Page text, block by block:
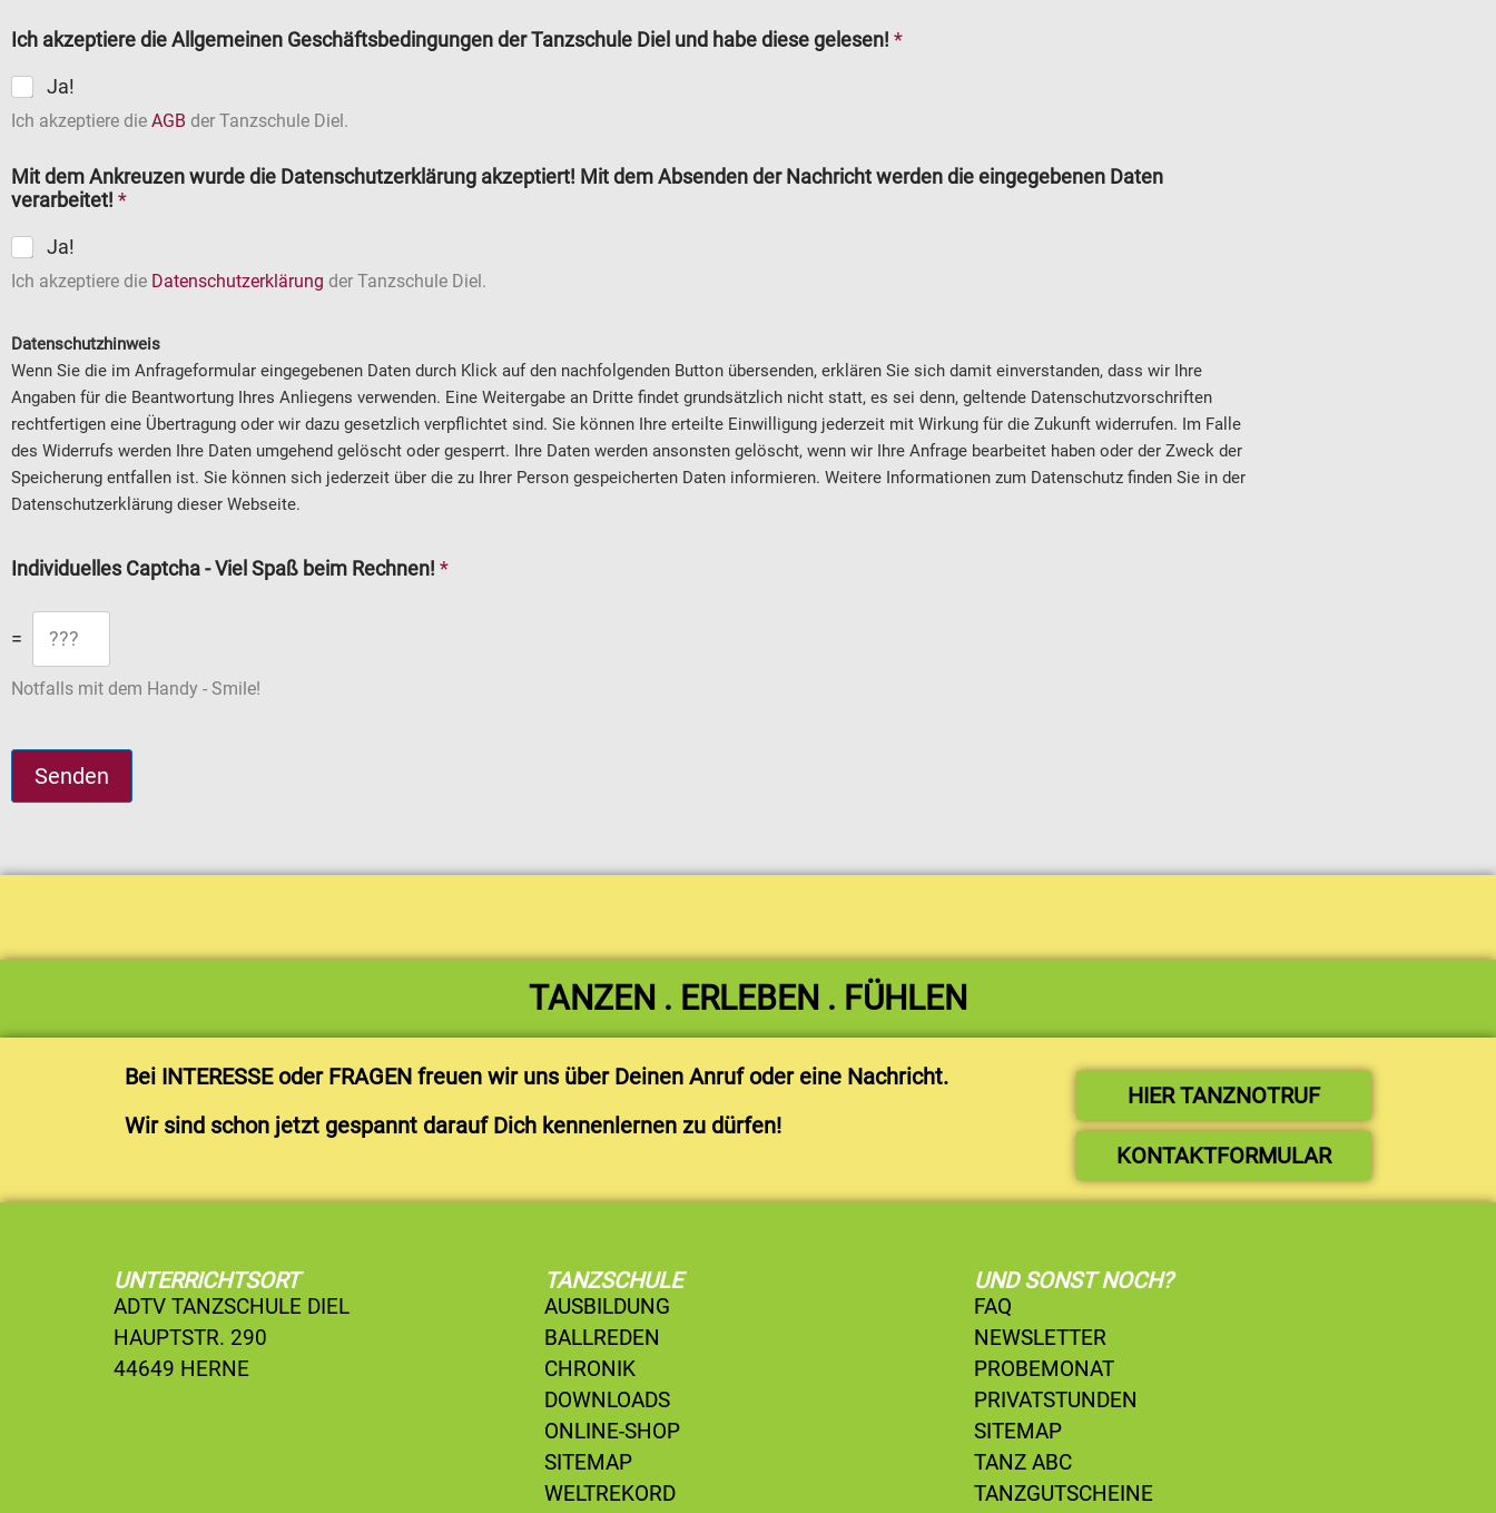
Ich akzeptiere die Allgemeinen Geschäftsbedingungen der Tanzschule Diel und habe diese gelesen! *
Ja!
Ich akzeptiere die AGB der Tanzschule Diel.
Mit dem Ankreuzen wurde die Datenschutzerklärung akzeptiert! Mit dem Absenden der Nachricht werden die eingegebenen Daten
verarbeitet! *
Ja!
Ich akzeptiere die Datenschutzerklärung der Tanzschule Diel.
Datenschutzhinweis
Wenn Sie die im Anfrageformular eingegebenen Daten durch Klick auf den nachfolgenden Button übersenden, erklären Sie sich damit einverstanden, dass wir Ihre
Angaben für die Beantwortung Ihres Anliegens verwenden. Eine Weitergabe an Dritte findet grundsätzlich nicht statt, es sei denn, geltende Datenschutzvorschriften
rechtfertigen eine Übertragung oder wir dazu gesetzlich verpflichtet sind. Sie können Ihre erteilte Einwilligung jederzeit mit Wirkung für die Zukunft widerrufen. Im Falle
des Widerrufs werden Ihre Daten umgehend gelöscht oder gesperrt. Ihre Daten werden ansonsten gelöscht, wenn wir Ihre Anfrage bearbeitet haben oder der Zweck der
Speicherung entfallen ist. Sie können sich jederzeit über die zu Ihrer Person gespeicherten Daten informieren. Weitere Informationen zum Datenschutz finden Sie in der
Datenschutzerklärung dieser Webseite.
Individuelles Captcha - Viel Spaß beim Rechnen! *
=
Notfalls mit dem Handy - Smile!
Senden
TANZEN . ERLEBEN . FÜHLEN
Bei INTERESSE oder FRAGEN freuen wir uns über Deinen Anruf oder eine Nachricht.
Wir sind schon jetzt gespannt darauf Dich kennenlernen zu dürfen!
HIER TANZNOTRUF
KONTAKTFORMULAR
UNTERRICHTSORT
ADTV TANZSCHULE DIEL
HAUPTSTR. 290
44649 HERNE
TANZSCHULE
AUSBILDUNG
BALLREDEN
CHRONIK
DOWNLOADS
ONLINE-SHOP
SITEMAP
WELTREKORD
UND SONST NOCH?
FAQ
NEWSLETTER
PROBEMONAT
PRIVATSTUNDEN
SITEMAP
TANZ ABC
TANZGUTSCHEINE